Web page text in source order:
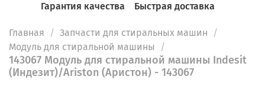
Гарантия качества Быстрая доставка
Главная
Запчасти для стиральных машин
Модуль для стиральной машины
143067 Модуль для стиральной машины Indesit
(Индезит)/Ariston (Аристон) - 143067